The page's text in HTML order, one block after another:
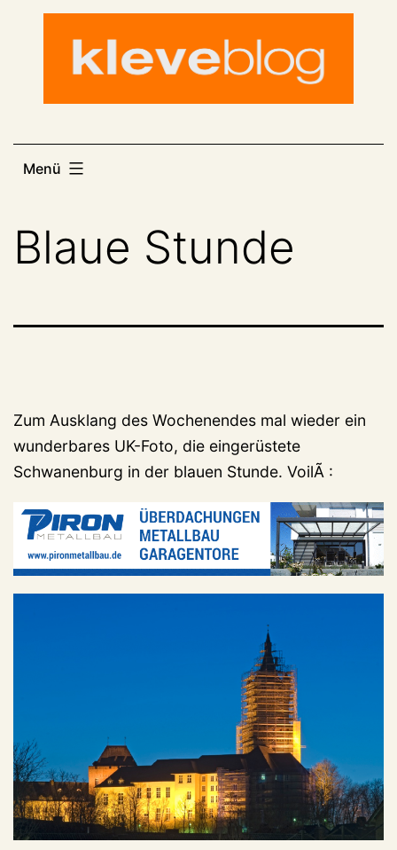
Menü
Blaue Stunde
Zum Ausklang des Wochenendes mal wieder ein
wunderbares UK-Foto, die eingerüstete
Schwanenburg in der blauen Stunde. VoilÃ :